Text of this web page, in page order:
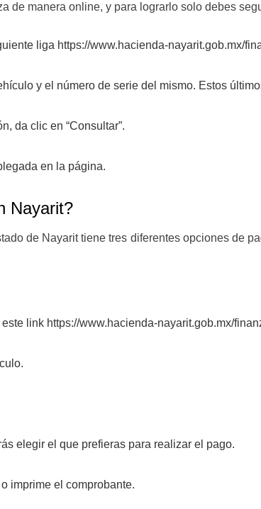
de manera online, y para lograrlo solo debes
liga https://www.hacienda-nayarit.gob.mx/
y el número de serie del mismo. Estos
da clic en “Consultar”.
en la página.
Nayarit?
de Nayarit tiene tres diferentes opciones de
link https://www.hacienda-nayarit.gob.mx/
elegir el que prefieras para realizar el pago.
imprime el comprobante.